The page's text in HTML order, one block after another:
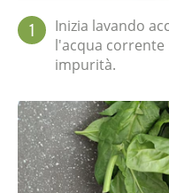
1
Inizia lavando
l'acqua
impurità.